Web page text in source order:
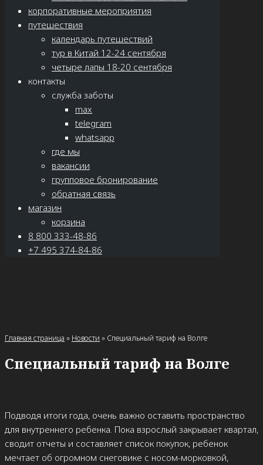
корпоративные мероприятия
путешествия
календарь путешествий
тур в Китай 12-24 сентября
четыре лапы 18-20 сентября
контакты
служба заботы
max
telegram
whatsapp
где мы
вакансии
групповое бронирование
обратная связь
магазин
корзина
8 800 333-48-86
+7 495 374-84-86
Главная страница » Новости » Специальный тариф на Волге
Специальный тариф на Волге
Подводя итоги года, очень важно оставить пространство
для внутреннего ребенка. Пока взрослый закрывает квартал,
сводит отчеты и составляет список покупок, ребенок
мечтает об огромном снеговике с носом-морковкой,